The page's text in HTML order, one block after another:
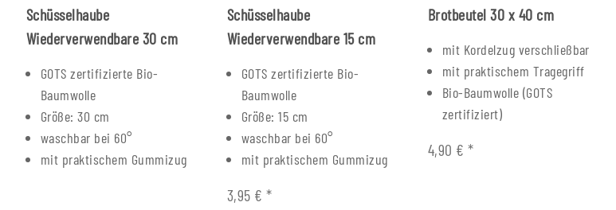
Schüsselhaube
Wiederverwendbare 30 cm
GOTS zertifizierte Bio-
Baumwolle
Größe: 30 cm
waschbar bei 60°
mit praktischem Gummizug
Schüsselhaube
Wiederverwendbare 15 cm
GOTS zertifizierte Bio-
Baumwolle
Größe: 15 cm
waschbar bei 60°
mit praktischem Gummizug
3,95 €*
Brotbeutel 30 x 40 cm
mit Kordelzug verschließbar
mit praktischem Tragegriff
Bio-Baumwolle (GOTS
zertifiziert)
4,90 €*